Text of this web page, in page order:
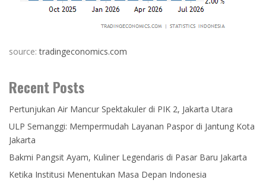
source:tradingeconomics.com
Recent Posts
Pertunjukan Air Mancur Spektakuler di PIK 2, Jakarta Utara
ULP Semanggi: Mempermudah Layanan Paspor di Jantung Kota
Jakarta
Bakmi Pangsit Ayam, Kuliner Legendaris di Pasar Baru Jakarta
Ketika Institusi Menentukan Masa Depan Indonesia